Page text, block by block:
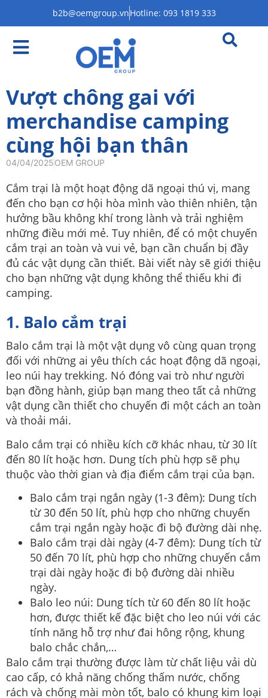
b2b@oemgroup.vnHotline: 093 1819 333
Vượt chông gai với
merchandise camping
cùng hội bạn thân
04/04/2025OEM GROUP
Cắm trại là một hoạt động dã ngoại thú vị, mang
đến cho bạn cơ hội hòa mình vào thiên nhiên, tận
hưởng bầu không khí trong lành và trải nghiệm
những điều mới mẻ. Tuy nhiên, để có một chuyến
cắm trại an toàn và vui vẻ, bạn cần chuẩn bị đầy
đủ các vật dụng cần thiết. Bài viết này sẽ giới thiệu
cho bạn những vật dụng không thể thiếu khi đi
camping.
1. Balo cắm trại
Balo cắm trại là một vật dụng vô cùng quan trọng
đối với những ai yêu thích các hoạt động dã ngoại,
leo núi hay trekking. Nó đóng vai trò như người
bạn đồng hành, giúp bạn mang theo tất cả những
vật dụng cần thiết cho chuyến đi một cách an toàn
và thoải mái.
Balo cắm trại có nhiều kích cỡ khác nhau, từ 30 lít
đến 80 lít hoặc hơn. Dung tích phù hợp sẽ phụ
thuộc vào thời gian và địa điểm cắm trại của bạn.
Balo cắm trại ngắn ngày (1-3 đêm): Dung tích
từ 30 đến 50 lít, phù hợp cho những chuyến
cắm trại ngắn ngày hoặc đi bộ đường dài nhẹ.
Balo cắm trại dài ngày (4-7 đêm): Dung tích từ
50 đến 70 lít, phù hợp cho những chuyến cắm
trại dài ngày hoặc đi bộ đường dài nhiều
ngày.
Balo leo núi: Dung tích từ 60 đến 80 lít hoặc
hơn, được thiết kế đặc biệt cho leo núi với các
tính năng hỗ trợ như đai hông rộng, khung
balo chắc chắn,…
Balo cắm trại thường được làm từ chất liệu vải dù
cao cấp, có khả năng chống thấm nước, chống
rách và chống mài mòn tốt, balo có khung kim loại